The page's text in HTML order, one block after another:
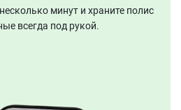
минут и храните полис
всегда под рукой.